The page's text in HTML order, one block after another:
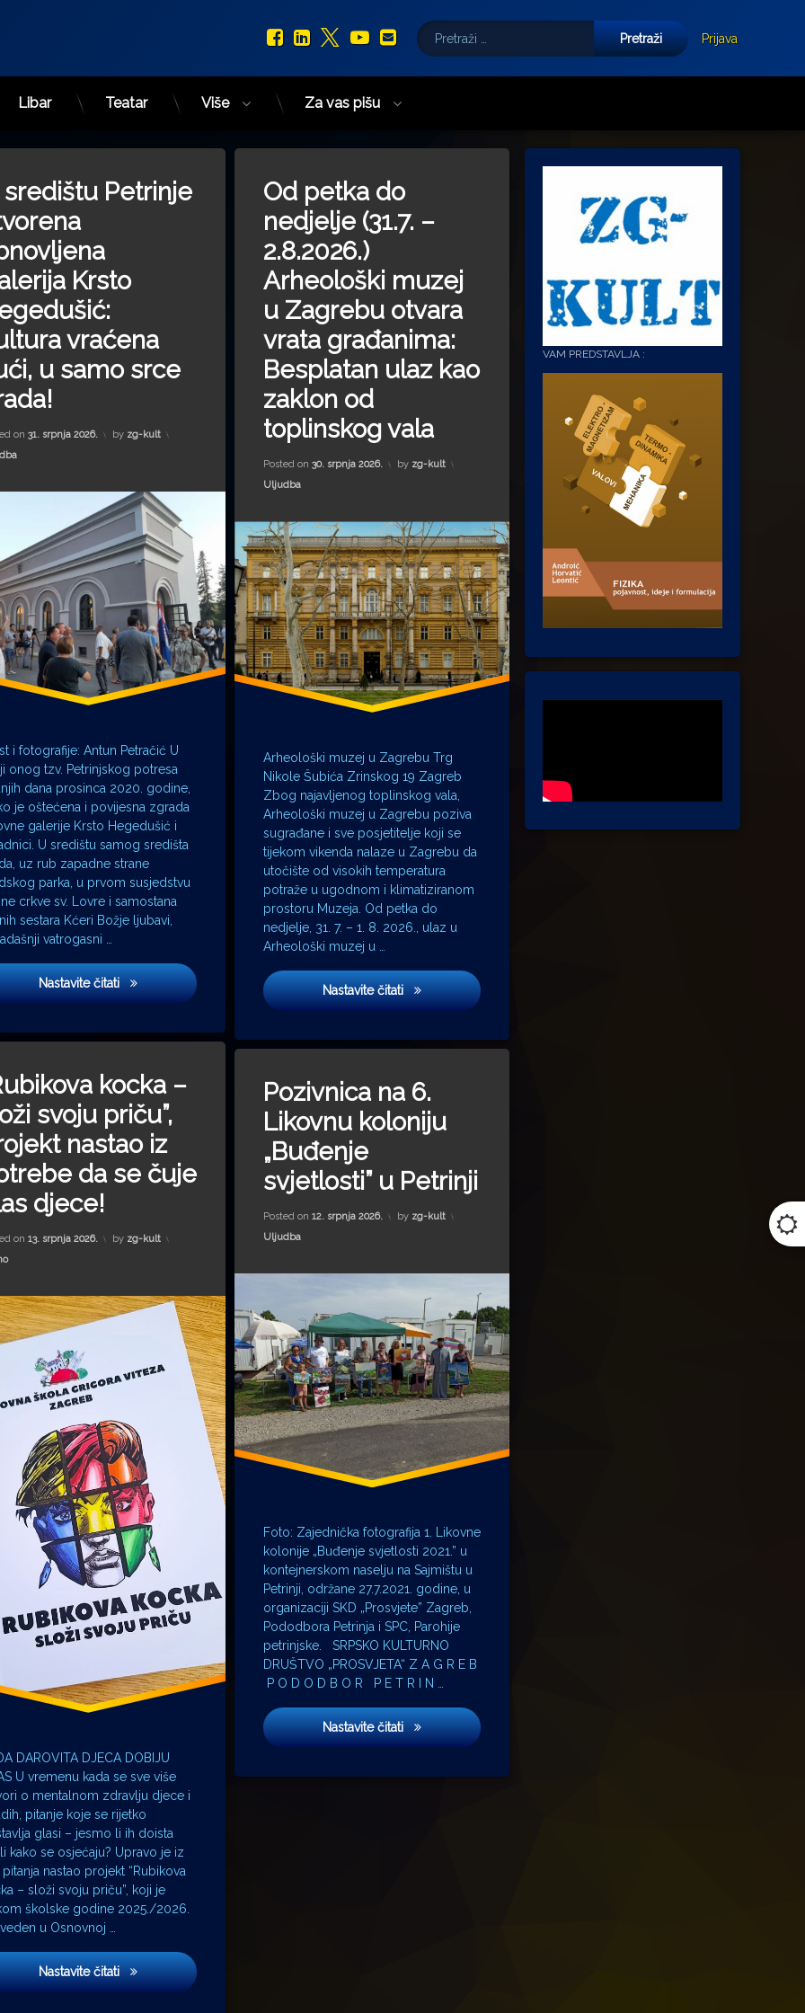
Facebook
LinkedIn
X.com
YouTube
E-mail
Pretraži:
Prijava
Libar Teatar Više Za vas pišu
u vitrini’ nagrađen na 12. Green Montenegro International Film Festivalu
središtu Petrinje
Krsto
vraćena
u samo srce
on 31. srpnja 2026. by zg-kult
i fotografije: Antun Petračić U
onog tzv. Petrinjskog potresa
dana prosinca 2020. godine,
je oštećena i povijesna zgrada
galerije Krsto Hegedušić i
U središtu samog središta
uz rub zapadne strane
parka, u prvom susjedstvu
crkve sv. Lovre i samostana
sestara Kćeri Božje ljubavi,
vatrogasni …
Nastavite čitatiU središtu Petrinje otvorena obnovljena Galerija Krsto Hegedušić: Kultura vraćena kući, u samo srce grada!
on U središtu Petrinje otvorena obnovljena Galerija Krsto Hegedušić: Kultura vraćena kući, u samo srce grada!
Od petka do
nedjelje (31.7. –
2.8.2026.)
Arheološki muzej
u Zagrebu otvara
vrata građanima:
Besplatan ulaz kao
zaklon od
toplinskog vala
Posted on 30. srpnja 2026. by zg-kult
Kategorije:
Uljudba
Arheološki muzej u Zagrebu Trg
Nikole Šubića Zrinskog 19 Zagreb
Zbog najavljenog toplinskog vala,
Arheološki muzej u Zagrebu poziva
sugrađane i sve posjetitelje koji se
tijekom vikenda nalaze u Zagrebu da
utočište od visokih temperatura
potraže u ugodnom i klimatiziranom
prostoru Muzeja. Od petka do
nedjelje, 31. 7. – 1. 8. 2026., ulaz u
Arheološki muzej u …
Nastavite čitatiOd petka do nedjelje (31.7. – 2.8.2026.) Arheološki muzej u
on Od petka do nedjelje (31.7. – 2.8.2026.) Arheološki muzej u Zagrebu otvara vrata
Aleji hrvatskih sportskih velikana
sportskih velikana
kocka –
svoju priču”,
nastao iz
da se čuje
djece!
on 13. srpnja 2026. by zg-kult
DAROVITA DJECA DOBIJU
U vremenu kada se sve više
o mentalnom zdravlju djece i
pitanje koje se rijetko
glasi – jesmo li ih doista
kako se osjećaju? Upravo je iz
nastao projekt “Rubikova
– složi svoju priču”, koji je
školske godine 2025./2026.
u Osnovnoj …
Nastavite čitati“Rubikova kocka – složi svoju priču”, projekt nastao iz potrebe da se čuje glas djece!
Pozivnica na 6.
Likovnu koloniju
„Buđenje
svjetlosti” u Petrinji
Posted on 12. srpnja 2026. by zg-kult
Kategorije:
Uljudba
Foto: Zajednička fotografija 1. Likovne
kolonije „Buđenje svjetlosti 2021.” u
kontejnerskom naselju na Sajmištu u
Petrinji, održane 27.7.2021. godine, u
organizaciji SKD „Prosvjete” Zagreb,
Pododbora Petrinja i SPC, Parohije
petrinjske. SRPSKO KULTURNO
DRUŠTVO „PROSVJETA“ Z A G R E B
P O D O D B O R P E T R I N …
Nastavite čitatiPozivnica na 6. Likovnu koloniju „Buđenje svjetlosti” u Petrinji
VAM PREDSTAVLJA :